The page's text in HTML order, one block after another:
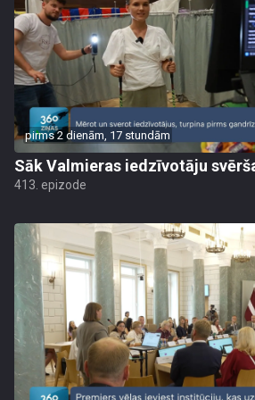
pirms 2 dienām, 17 stundām
Sāk Valmieras iedzīvotāju
413. epizode